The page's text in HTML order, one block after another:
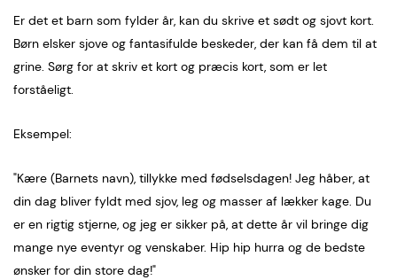
Er det et barn som fylder år, kan du skrive et sødt og sjovt kort.
Børn elsker sjove og fantasifulde beskeder, der kan få dem til at
grine. Sørg for at skriv et kort og præcis kort, som er let
forståeligt.
Eksempel:
"Kære (Barnets navn), tillykke med fødselsdagen! Jeg håber, at
din dag bliver fyldt med sjov, leg og masser af lækker kage. Du
er en rigtig stjerne, og jeg er sikker på, at dette år vil bringe dig
mange nye eventyr og venskaber. Hip hip hurra og de bedste
ønsker for din store dag!"